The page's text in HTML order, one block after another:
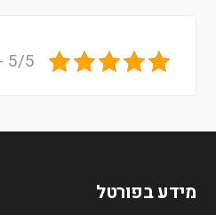
5/5 - (3 votes)
מידע בפורטל